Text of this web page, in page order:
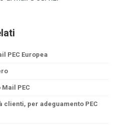
PEC Europea
PEC
clienti, per adeguamento PEC